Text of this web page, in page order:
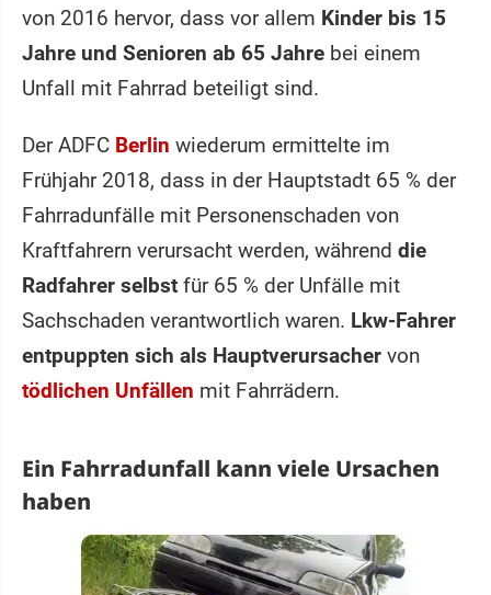
von 2016 hervor, dass vor allem Kinder bis 15
Jahre und Senioren ab 65 Jahre bei einem
Unfall mit Fahrrad beteiligt sind.
Der ADFC Berlin wiederum ermittelte im
Frühjahr 2018, dass in der Hauptstadt 65 % der
Fahrradunfälle mit Personenschaden von
Kraftfahrern verursacht werden, während die
Radfahrer selbst für 65 % der Unfälle mit
Sachschaden verantwortlich waren. Lkw-Fahrer
entpuppten sich als Hauptverursacher von
tödlichen Unfällen mit Fahrrädern.
Ein Fahrradunfall kann viele Ursachen
haben